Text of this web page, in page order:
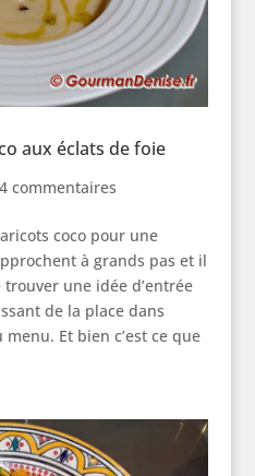
aux éclats de foie
commentaires
coco pour une
à grands pas et il
une idée d’entrée
de la place dans
Et bien c’est ce que